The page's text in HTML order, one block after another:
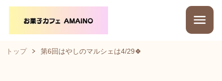
トップ 第6回はやしのマルシェは4/29🍀